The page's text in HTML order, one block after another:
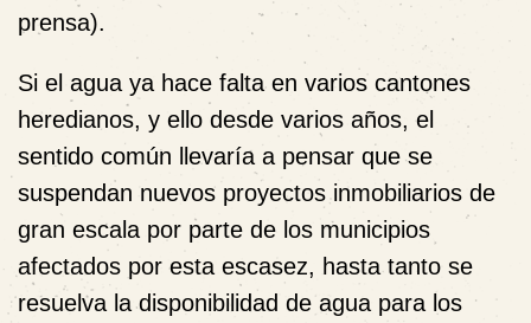
prensa).
Si el agua ya hace falta en varios cantones
heredianos, y ello desde varios años, el
sentido común llevaría a pensar que se
suspendan nuevos proyectos inmobiliarios de
gran escala por parte de los municipios
afectados por esta escasez, hasta tanto se
resuelva la disponibilidad de agua para los